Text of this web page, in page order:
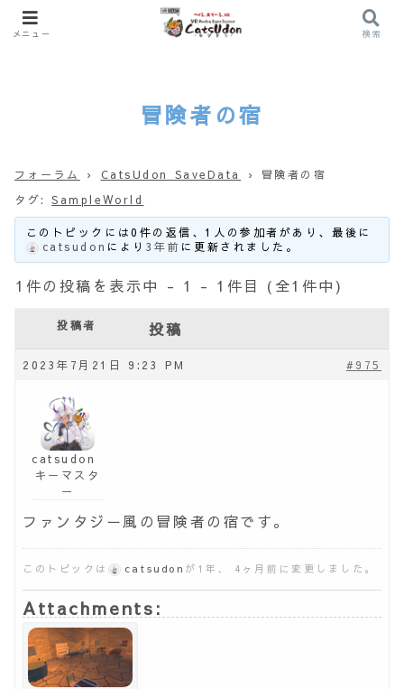
冒険者の宿
フォーラム › CatsUdon SaveData ›
冒険者の宿
タグ:SampleWorld
このトピックには0件の返信、1人の参加者があり、最後に
catsudon により 3年前 に更新されました。
1件の投稿を表示中 - 1 - 1件目 (全1件中)
投稿者 投稿
2023年7月21日 9:23 PM #975
catsudon
キーマスタ
ー
ファンタジー風の冒険者の宿です。
このトピックは catsudon が1年、 4ヶ月前に変更しました。
Attachments:
メニュー 検索